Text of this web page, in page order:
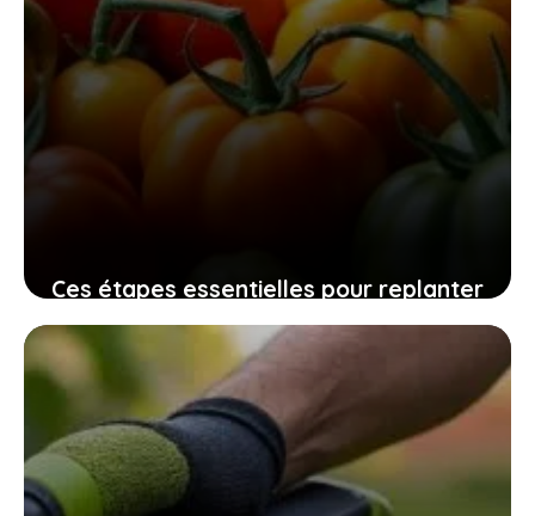
Ces étapes essentielles pour replanter
vos graines de tomates maison
assurent une récolte pleine de saveurs
10 novembre 2025